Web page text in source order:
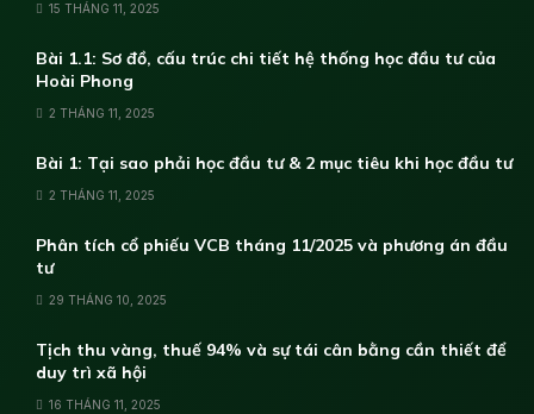
15 THÁNG 11, 2025
Bài 1.1: Sơ đồ, cấu trúc chi tiết hệ thống học đầu tư của
Hoài Phong
2 THÁNG 11, 2025
Bài 1: Tại sao phải học đầu tư & 2 mục tiêu khi học đầu tư
2 THÁNG 11, 2025
Phân tích cổ phiếu VCB tháng 11/2025 và phương án đầu
tư
29 THÁNG 10, 2025
Tịch thu vàng, thuế 94% và sự tái cân bằng cần thiết để
duy trì xã hội
16 THÁNG 11, 2025